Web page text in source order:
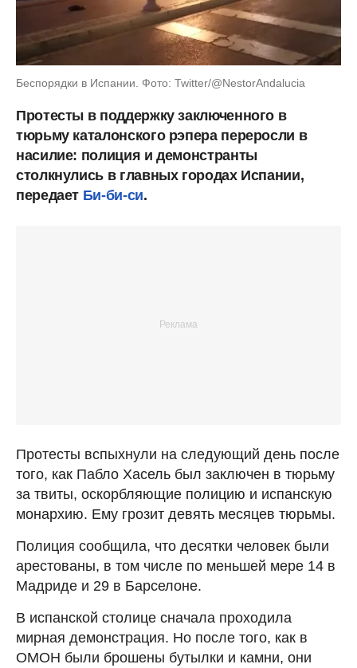
Беспорядки в Испании. Фото: Twitter/@NestorAndalucia
Протесты в поддержку заключенного в
тюрьму каталонского рэпера переросли в
насилие: полиция и демонстранты
столкнулись в главных городах Испании,
передает Би-би-си.
Протесты вспыхнули на следующий день после
того, как Пабло Хасель был заключен в тюрьму
за твиты, оскорбляющие полицию и испанскую
монархию. Ему грозит девять месяцев тюрьмы.
Полиция сообщила, что десятки человек были
арестованы, в том числе по меньшей мере 14 в
Мадриде и 29 в Барселоне.
В испанской столице сначала проходила
мирная демонстрация. Но после того, как в
ОМОН были брошены бутылки и камни, они